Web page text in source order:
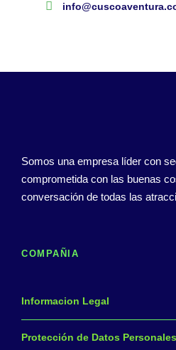
Somos una empresa líder con
comprometida con las buenas
conversación de todas las
COMPAÑIA
Informacion Legal
Protección de Datos Personales